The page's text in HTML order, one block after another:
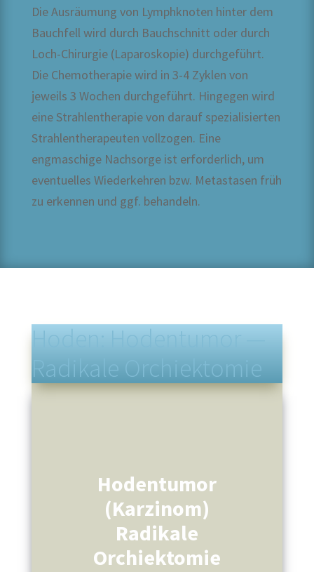
Die Ausräumung von Lymphknoten hinter dem
Bauchfell wird durch Bauchschnitt oder durch
Loch-Chirurgie (Laparoskopie) durchgeführt.
Die Chemotherapie wird in 3-4 Zyklen von
jeweils 3 Wochen durchgeführt. Hingegen wird
eine Strahlentherapie von darauf spezialisierten
Strahlentherapeuten vollzogen. Eine
engmaschige Nachsorge ist erforderlich, um
eventuelles Wiederkehren bzw. Metastasen früh
zu erkennen und ggf. behandeln.
Hoden: Hodentumor —
Radikale Orchiektomie
Hodentumor
(Karzinom)
Radikale
Orchiektomie
telefonisch unter:
Privatpatienten:
(+49) 30 - 23 93 79 04
Beratung für die
Selbstzahler genitale
Chirurgie ist
Selbstzahler Beratung
auch in Neukölln
möglich.